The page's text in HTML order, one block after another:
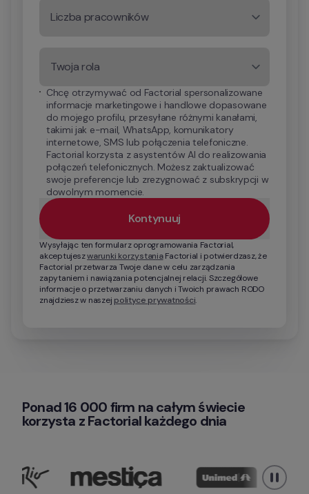
Liczba pracowników
Twoja rola
Chcę otrzymywać od Factorial spersonalizowane
informacje marketingowe i handlowe dopasowane
do mojego profilu, przesyłane różnymi kanałami,
takimi jak e-mail, WhatsApp, komunikatory
internetowe, SMS lub połączenia telefoniczne.
Factorial korzysta z asystentów AI do realizowania
połączeń telefonicznych. Możesz zaktualizować
swoje preferencje lub zrezygnować z subskrypcji w
dowolnym momencie.
Wysyłając ten formularz oprogramowania Factorial,
akceptujesz warunki korzystania Factorial i potwierdzasz, że
Factorial przetwarza Twoje dane w celu zarządzania
zapytaniem i nawiązania potencjalnej relacji. Szczegółowe
informacje o przetwarzaniu danych i Twoich prawach RODO
znajdziesz w naszej polityce prywatności.
Kontynuuj
Ponad 16 000 firm na całym świecie
korzysta z Factorial każdego dnia